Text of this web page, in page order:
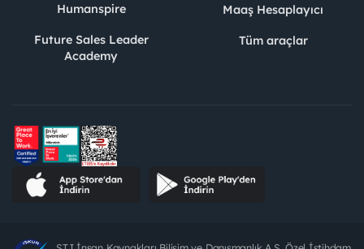
Humanspire
Future Sales Leader
Academy
Maaş Hesaplayıcı
Tüm araçlar